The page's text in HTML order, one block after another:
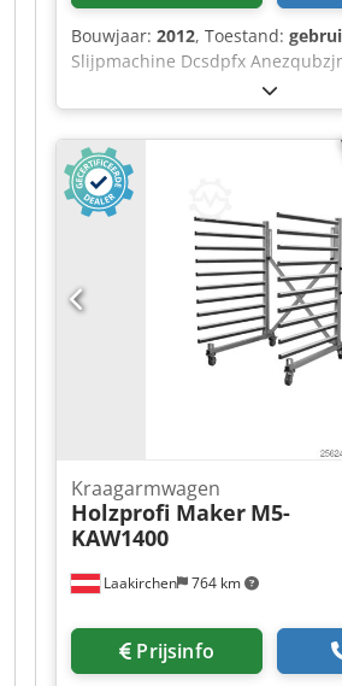
Bouwjaar: 2012, Toestand:
Slijpmachine Dcsdpfx
Laakirchen 764 km
Kraagarmwagen
Holzprofi Maker M5-
KAW1400
Prijsinfo